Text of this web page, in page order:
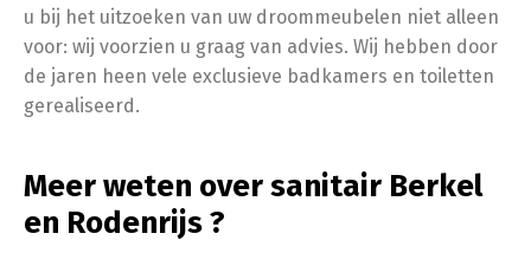
u bij het uitzoeken van uw droommeubelen niet alleen
voor: wij voorzien u graag van advies. Wij hebben door
de jaren heen vele exclusieve badkamers en toiletten
gerealiseerd.
Meer weten over sanitair Berkel
en Rodenrijs ?